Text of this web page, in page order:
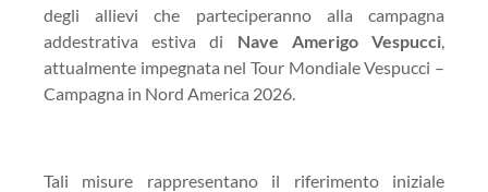
degli allievi che parteciperanno alla campagna
addestrativa estiva di Nave Amerigo Vespucci,
attualmente impegnata nel Tour Mondiale Vespucci –
Campagna in Nord America 2026.
Tali misure rappresentano il riferimento iniziale